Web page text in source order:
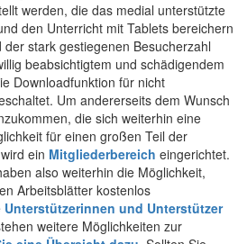
werden, die das medial unterstützte
den Unterricht mit Tablets bereichern
stark gestiegenen Besucherzahl
beabsichtigtem und schädigendem
Downloadfunktion für nicht
Um andererseits dem Wunsch
die sich weiterhin eine
für einen großen Teil der
ein Mitgliederbereich eingerichtet.
also weiterhin die Möglichkeit,
Arbeitsblätter kostenlos
Unterstützerinnen und Unterstützer
weitere Möglichkeiten zur